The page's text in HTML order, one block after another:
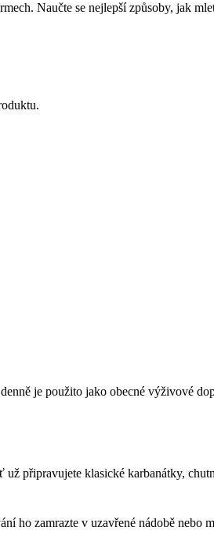
Naučte se nejlepší způsoby, jak
je použito jako obecné výživové
připravujete klasické karbanátky,
ho zamrazte v uzavřené nádobě nebo